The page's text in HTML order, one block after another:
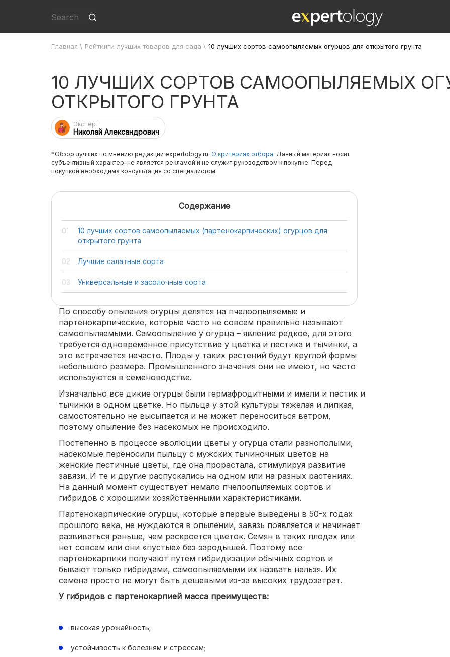
Главная \ Рейтинги лучших товаров для сада \ 10 лучших сортов самоопыляемых огурцов для открытого грунта
10 ЛУЧШИХ СОРТОВ САМООПЫЛЯЕМЫХ
ОТКРЫТОГО ГРУНТА
Эксперт
Николай Александрович
*Обзор лучших по мнению редакции expertology.ru. О критериях отбора. Данный материал носит
субъективный характер, не является рекламой и не служит руководством к покупке. Перед
покупкой необходима консультация со специалистом.
Содержание
10 лучших сортов самоопыляемых (партенокарпических) огурцов для
открытого грунта
Лучшие салатные сорта
Универсальные и засолочные сорта
По способу опыления огурцы делятся на пчелоопыляемые и
партенокарпические, которые часто не совсем правильно называют
самоопыляемыми. Самоопыление у огурца – явление редкое, для этого
требуется одновременное присутствие у цветка и пестика и тычинки, а
это встречается нечасто. Плоды у таких растений будут круглой формы
небольшого размера. Промышленного значения они не имеют, но часто
используются в семеноводстве.
Изначально все дикие огурцы были гермафродитными и имели и пестик и
тычинки в одном цветке. Но пыльца у этой культуры тяжелая и липкая,
самостоятельно не высыпается и не может переноситься ветром,
поэтому опыление без насекомых не происходило.
Постепенно в процессе эволюции цветы у огурца стали разнополыми,
насекомые переносили пыльцу с мужских тычиночных цветов на
женские пестичные цветы, где она прорастала, стимулируя развитие
завязи. И те и другие распускались на одном или на разных растениях.
На данный момент существует немало пчелоопыляемых сортов и
гибридов с хорошими хозяйственными характеристиками.
Партенокарпические огурцы, которые впервые выведены в 50-х годах
прошлого века, не нуждаются в опылении, завязь появляется и начинает
развиваться раньше, чем раскроется цветок. Семян в таких плодах или
нет совсем или они «пустые» без зародышей. Поэтому все
партенокарпики получают путем гибридизации обычных сортов и
бывают только гибридами, самоопыляемыми их назвать нельзя. Их
семена просто не могут быть дешевыми из-за высоких трудозатрат.
У гибридов с партенокарпией масса преимуществ:
высокая урожайность;
устойчивость к болезням и стрессам;